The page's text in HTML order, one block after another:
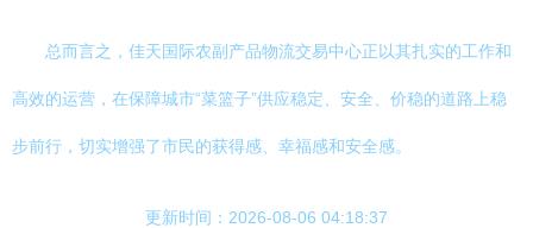
总而言之，佳天国际农副产品物流交易中心正以其扎实的工作和
高效的运营，在保障城市“菜篮子”供应稳定、安全、价稳的道路上稳
步前行，切实增强了市民的获得感、幸福感和安全感。
更新时间：2026-08-06 04:18:37